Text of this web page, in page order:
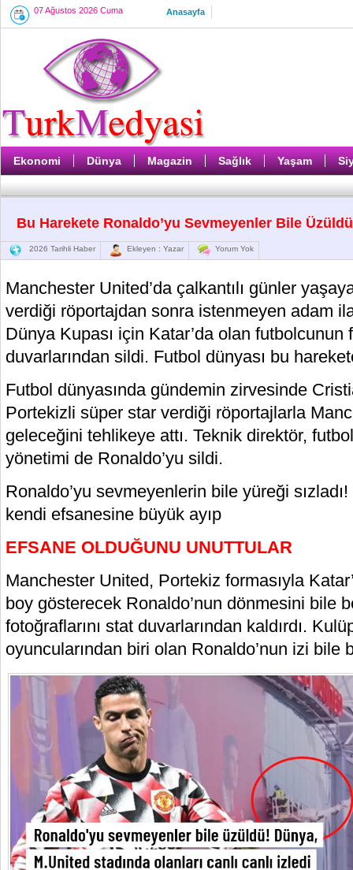
07 Ağustos 2026 Cuma Anasayfa
Ekonomi Dünya Magazin Sağlık Yaşam
Bu Harekete Ronaldo’yu Sevmeyenler Bile Üzüldü
2026 Tarihli Haber Ekleyen : Yazar Yorum Yok
Manchester United’da çalkantılı günler
verdiği röportajdan sonra istenmeyen adam
Dünya Kupası için Katar’da olan futbolcunun
duvarlarından sildi. Futbol dünyası bu
Futbol dünyasında gündemin zirvesinde
Portekizli süper star verdiği röportajlarla
geleceğini tehlikeye attı. Teknik direktör,
yönetimi de Ronaldo’yu sildi.
Ronaldo’yu sevmeyenlerin bile yüreği
kendi efsanesine büyük ayıp
EFSANE OLDUĞUNU UNUTTULAR
Manchester United, Portekiz formasıyla
boy gösterecek Ronaldo’nun dönmesini bile
fotoğraflarını stat duvarlarından kaldırdı.
oyuncularından biri olan Ronaldo’nun izi bile